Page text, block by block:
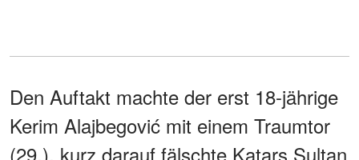
Den Auftakt machte der erst 18-jährige
Kerim Alajbegović mit einem Traumtor
(29.), kurz darauf fälschte Katars Sultan